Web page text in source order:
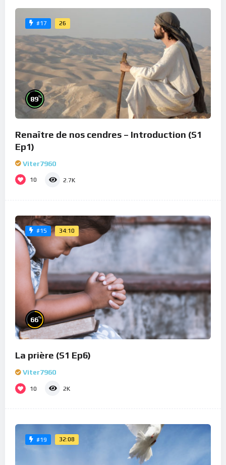
#17 26
89%
Renaître de nos cendres – Introduction (S1
Ep1)
Viter7960
10 2.7K
#15 34:10
66%
La prière (S1 Ep6)
Viter7960
10 2K
#19 32:08